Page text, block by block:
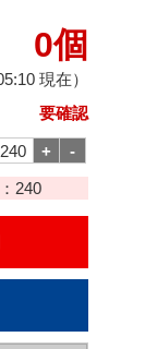
0個
現在）
要確認
240